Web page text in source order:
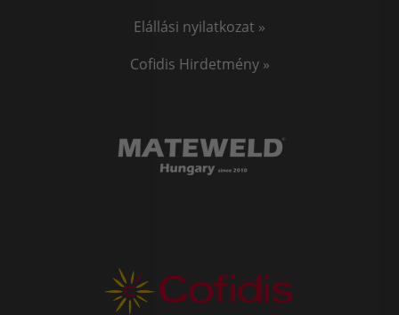
Elállási nyilatkozat »
Cofidis Hirdetmény »